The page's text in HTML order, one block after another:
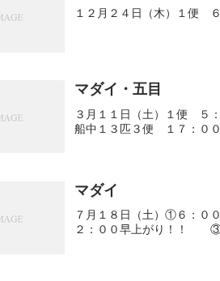
１２月２４日（木）１便
マダイ・五目
３月１１日（土）１便 ５
船中１３匹３便 １７：
マダイ
７月１８日（土）①６：
２：００早上がり！！